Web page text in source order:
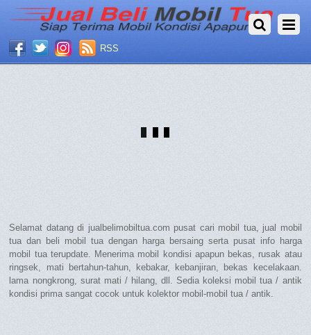
RSS
Selamat datang di jualbelimobiltua.com pusat cari mobil tua, jual mobil
tua dan beli mobil tua dengan harga bersaing serta pusat info harga
mobil tua terupdate. Menerima mobil kondisi apapun bekas, rusak atau
ringsek, mati bertahun-tahun, kebakar, kebanjiran, bekas kecelakaan.
lama nongkrong, surat mati / hilang, dll. Sedia koleksi mobil tua / antik
kondisi prima sangat cocok untuk kolektor mobil-mobil tua / antik.